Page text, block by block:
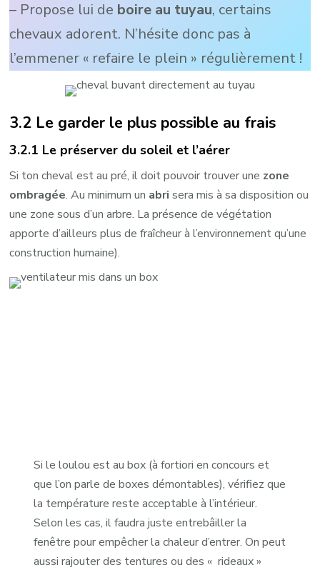
– Propose lui de boire au tuyau, certains
chevaux adorent. N’hésite donc pas à
l’emmener « refaire le plein » régulièrement !
3.2 Le garder le plus possible au frais
3.2.1 Le préserver du soleil et l’aérer
Si ton cheval est au pré, il doit pouvoir trouver une zone
ombragée. Au minimum un abri sera mis à sa disposition ou
une zone sous d’un arbre. La présence de végétation
apporte d’ailleurs plus de fraîcheur à l’environnement qu’une
construction humaine).
Si le loulou est au box (à fortiori en concours et
que l’on parle de boxes démontables), vérifiez que
la température reste acceptable à l’intérieur.
Selon les cas, il faudra juste entrebâiller la
fenêtre pour empêcher la chaleur d’entrer. On peut
aussi rajouter des tentures ou des « rideaux »